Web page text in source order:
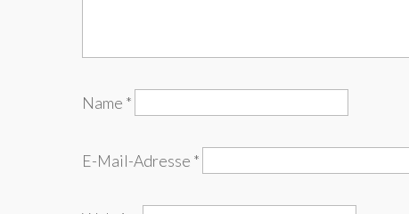
Name *
E-Mail-Adresse *